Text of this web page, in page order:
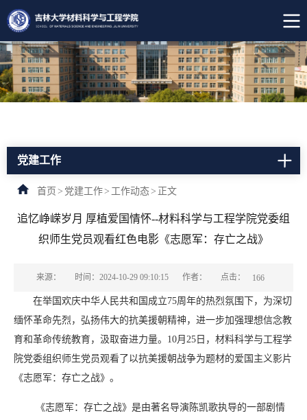
党建工作
首页 > 党建工作> 工作动态> 正文
追忆峥嵘岁月 厚植爱国情怀--材料科学与工程学院党委组
织师生党员观看红色电影《志愿军：存亡之战》
来源： 时间：2024-10-29 09:10:15 作者： 点击： 166
在举国欢庆中华人民共和国成立75周年的热烈氛围下，为深切
缅怀革命先烈，弘扬伟大的抗美援朝精神，进一步加强理想信念教
育和革命传统教育，汲取奋进力量。10月25日，材料科学与工程学
院党委组织师生党员观看了以抗美援朝战争为题材的爱国主义影片
《志愿军：存亡之战》。
《志愿军：存亡之战》是由著名导演陈凯歌执导的一部剧情